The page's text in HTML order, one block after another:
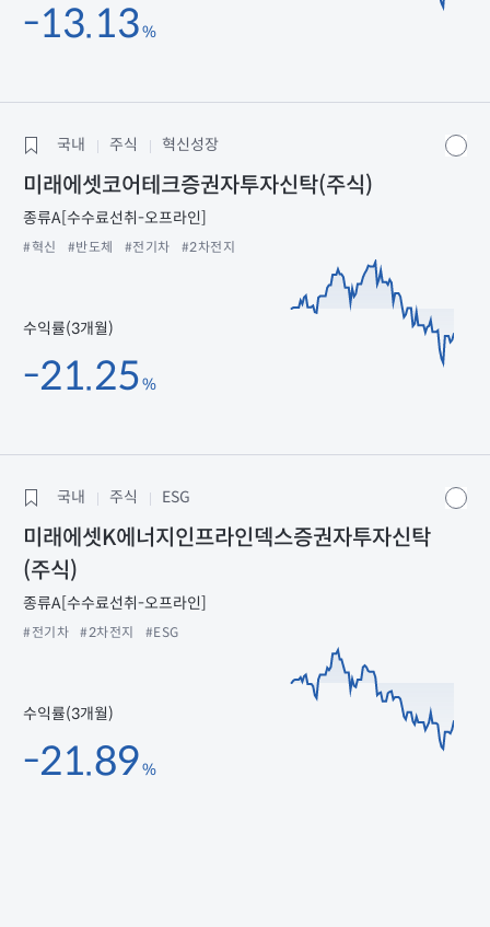
-13.13%
국내 주식 혁신성장
미래에셋코어테크증권자투자신탁(주식)
종류A[수수료선취-오프라인]
#혁신 #반도체 #전기차 #2차전지
수익률(3개월)
-21.25%
국내 주식 ESG
미래에셋K에너지인프라인덱스증권자투자신탁
(주식)
종류A[수수료선취-오프라인]
#전기차 #2차전지 #ESG
수익률(3개월)
-21.89%